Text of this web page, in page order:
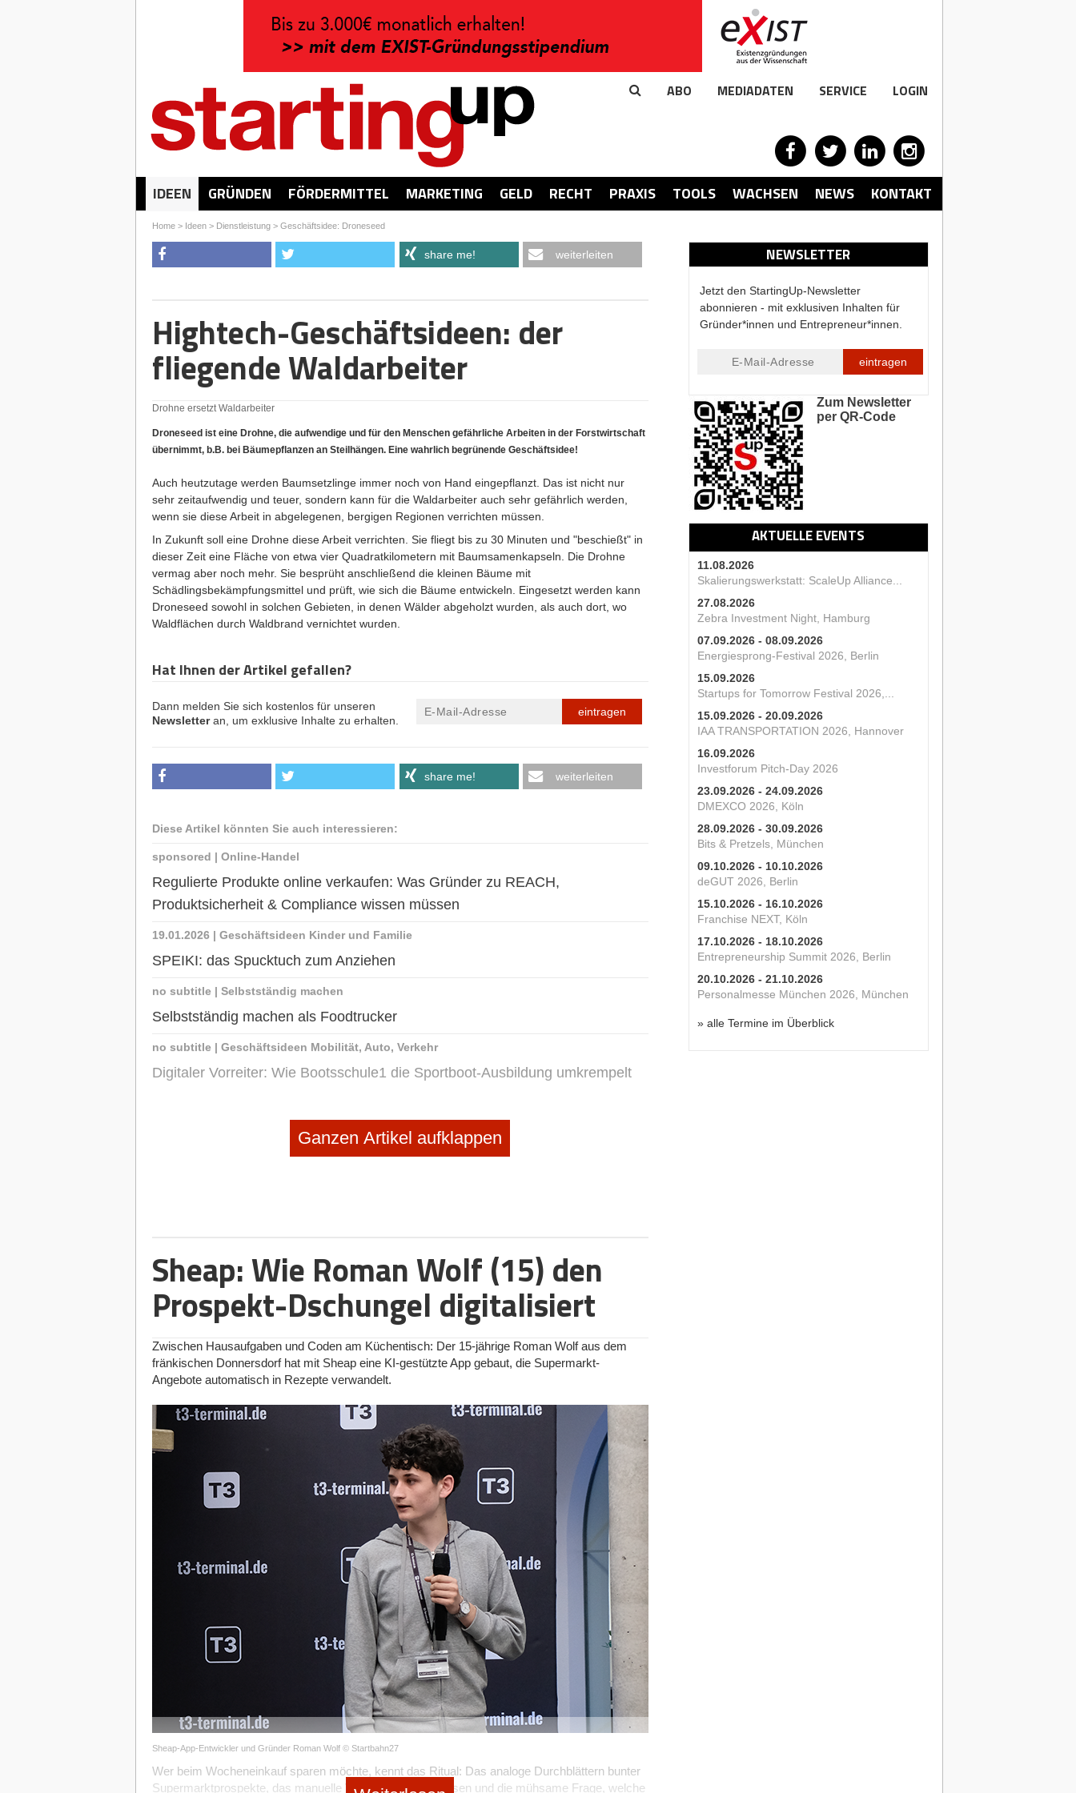
ABO MEDIADATEN SERVICE LOGIN
IDEEN GRÜNDEN FÖRDERMITTEL MARKETING GELD RECHT PRAXIS TOOLS WACHSEN NEWS KONTAKT
Home> Ideen> Dienstleistung> Geschäftsidee: Droneseed
NEWSLETTER
Jetzt den StartingUp-Newsletter
abonnieren - mit exklusiven Inhalten für
Gründer*innen und Entrepreneur*innen.
eintragen
Zum Newsletter
per QR-Code
AKTUELLE EVENTS
11.08.2026
Skalierungswerkstatt: ScaleUp Alliance...
27.08.2026
Zebra Investment Night, Hamburg
07.09.2026 - 08.09.2026
Energiesprong-Festival 2026, Berlin
15.09.2026
Startups for Tomorrow Festival 2026,...
15.09.2026 - 20.09.2026
IAA TRANSPORTATION 2026, Hannover
16.09.2026
Investforum Pitch-Day 2026
23.09.2026 - 24.09.2026
DMEXCO 2026, Köln
28.09.2026 - 30.09.2026
Bits & Pretzels, München
09.10.2026 - 10.10.2026
deGUT 2026, Berlin
15.10.2026 - 16.10.2026
Franchise NEXT, Köln
17.10.2026 - 18.10.2026
Entrepreneurship Summit 2026, Berlin
20.10.2026 - 21.10.2026
Personalmesse München 2026, München
» alle Termine im Überblick
share me! weiterleiten
Hightech-Geschäftsideen: der
fliegende Waldarbeiter
Drohne ersetzt Waldarbeiter
Droneseed ist eine Drohne, die aufwendige und für den Menschen gefährliche Arbeiten in der Forstwirtschaft
übernimmt, b.B. bei Bäumepflanzen an Steilhängen. Eine wahrlich begrünende Geschäftsidee!
Auch heutzutage werden Baumsetzlinge immer noch von Hand eingepflanzt. Das ist nicht nur
sehr zeitaufwendig und teuer, sondern kann für die Waldarbeiter auch sehr gefährlich werden,
wenn sie diese Arbeit in abgelegenen, bergigen Regionen verrichten müssen.
In Zukunft soll eine Drohne diese Arbeit verrichten. Sie fliegt bis zu 30 Minuten und "beschießt" in
dieser Zeit eine Fläche von etwa vier Quadratkilometern mit Baumsamenkapseln. Die Drohne
vermag aber noch mehr. Sie besprüht anschließend die kleinen Bäume mit
Schädlingsbekämpfungsmittel und prüft, wie sich die Bäume entwickeln. Eingesetzt werden kann
Droneseed sowohl in solchen Gebieten, in denen Wälder abgeholzt wurden, als auch dort, wo
Waldflächen durch Waldbrand vernichtet wurden.
Hat Ihnen der Artikel gefallen?
Dann melden Sie sich kostenlos für unseren
Newsletteran, um exklusive Inhalte zu erhalten.
eintragen
share me! weiterleiten
Diese Artikel könnten Sie auch interessieren:
sponsored | Online-Handel
Regulierte Produkte online verkaufen: Was Gründer zu REACH,
Produktsicherheit & Compliance wissen müssen
19.01.2026 | Geschäftsideen Kinder und Familie
SPEIKI: das Spucktuch zum Anziehen
no subtitle| Selbstständig machen
Selbstständig machen als Foodtrucker
no subtitle| Geschäftsideen Mobilität, Auto, Verkehr
Digitaler Vorreiter: Wie Bootsschule1 die Sportboot-Ausbildung umkrempelt
Ganzen Artikel aufklappen
Sheap: Wie Roman Wolf (15) den
Prospekt-Dschungel digitalisiert
Zwischen Hausaufgaben und Coden am Küchentisch: Der 15-jährige Roman Wolf aus dem
fränkischen Donnersdorf hat mit Sheap eine KI-gestützte App gebaut, die Supermarkt-
Angebote automatisch in Rezepte verwandelt.
Sheap-App-Entwickler und Gründer Roman Wolf © Startbahn27
Wer beim Wocheneinkauf sparen möchte, kennt das Ritual: Das analoge Durchblättern bunter
Supermarktprospekte, das manuelle Vergleichen von Preisen und die mühsame Frage, welche